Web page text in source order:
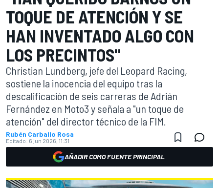
TOQUE DE ATENCIÓN Y SE
HAN INVENTADO ALGO CON
LOS PRECINTOS"
Christian Lundberg, jefe del Leopard Racing,
sostiene la inocencia del equipo tras la
descalificación de seis carreras de Adrián
Fernández en Moto3 y señala a "un toque de
atención" del director técnico de la FIM.
Rubén Carballo Rosa
Editado: 6 jun 2026, 11:31
AÑADIR COMO FUENTE PRINCIPAL